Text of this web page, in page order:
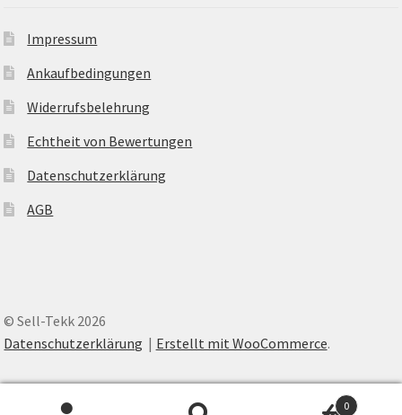
Impressum
Ankaufbedingungen
Widerrufsbelehrung
Echtheit von Bewertungen
Datenschutzerklärung
AGB
© Sell-Tekk 2026
Datenschutzerklärung
Erstellt mit WooCommerce.
0